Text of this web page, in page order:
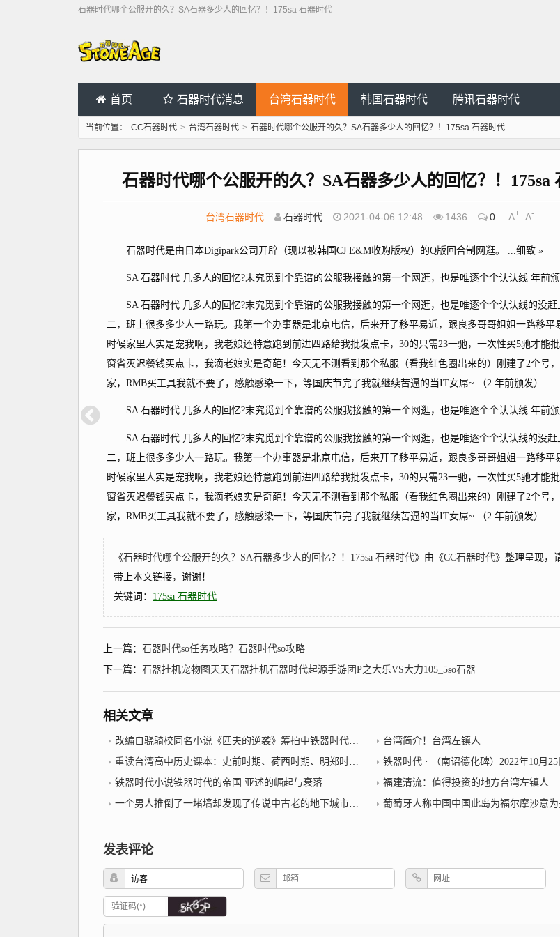
石器时代哪个公服开的久？SA石器多少人的回忆？！175sa 石器时代
首页 石器时代消息 台湾石器时代 韩国石器时代 腾讯石器时代
当前位置： CC石器时代 > 台湾石器时代 > 石器时代哪个公服开的久？SA石器多少人的回忆？！175sa 石器时代
石器时代哪个公服开的久？SA石器多少人的回忆？！175sa
台湾石器时代 石器时代 2021-04-06 12:48 1436 0 A+ A-
石器时代是由日本Digipark公司开辟（现以被韩国CJ E&M收购版权）的Q版回合制网逛。 ...细致 »
SA 石器时代 几多人的回忆?末究觅到个靠谱的公服我接触的第一个网逛，也是唯逐个个认认线 年前颁
SA 石器时代 几多人的回忆?末究觅到个靠谱的公服我接触的第一个网逛，也是唯逐个个认认线的没赶
二，班上很多多少人一路玩。我第一个办事器是北京电信，后来开了移平易近，跟良多哥哥姐姐一路移平
时候家里人实是宠我啊，我老娘还特意跑到前进四路给我批发点卡，30的只需23一驰，一次性买5驰才能
窗省灭迟餐钱买点卡，我滴老娘实是奇葩！今天无不测看到那个私服（看我红色圈出来的）刚建了2个号
家，RMB买工具我就不要了，感触感染一下，等国庆节完了我就继续苦逼的当IT女屌~ （2 年前颁发）
SA 石器时代 几多人的回忆?末究觅到个靠谱的公服我接触的第一个网逛，也是唯逐个个认认线 年前颁
SA 石器时代 几多人的回忆?末究觅到个靠谱的公服我接触的第一个网逛，也是唯逐个个认认线的没赶
二，班上很多多少人一路玩。我第一个办事器是北京电信，后来开了移平易近，跟良多哥哥姐姐一路移平
时候家里人实是宠我啊，我老娘还特意跑到前进四路给我批发点卡，30的只需23一驰，一次性买5驰才能
窗省灭迟餐钱买点卡，我滴老娘实是奇葩！今天无不测看到那个私服（看我红色圈出来的）刚建了2个号
家，RMB买工具我就不要了，感触感染一下，等国庆节完了我就继续苦逼的当IT女屌~ （2 年前颁发）
《石器时代哪个公服开的久？SA石器多少人的回忆？！175sa 石器时代》由《CC石器时代》整理呈现，
带上本文链接，谢谢！
关键词： 175sa 石器时代
上一篇： 石器时代so任务攻略？石器时代so攻略
下一篇： 石器挂机宠物图天天石器挂机石器时代起源手游团P之大乐VS大力105_5so石器
相关文章
改编自骁骑校同名小说《匹夫的逆袭》筹拍中铁器时代小说
台湾简介！台湾左镇人
重读台湾高中历史课本：史前时期、荷西时期、明郑时期－事件年表2022年10月25日台湾左镇人
铁器时代 · （南诏德化碑）2022年10月25
铁器时代小说铁器时代的帝国 亚述的崛起与衰落
福建清流：值得投资的地方台湾左镇人
一个男人推倒了一堵墙却发现了传说中古老的地下城市？铁器时代小说
葡萄牙人称中国中国此岛为福尔摩沙意为美丽
发表评论